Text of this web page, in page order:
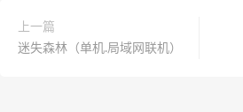
上一篇
迷失森林（单机.局域网联机）